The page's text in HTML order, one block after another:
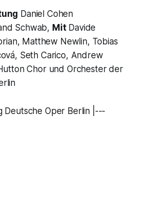
Daniel Cohen
Schwab, MitDavide
Matthew Newlin, Tobias
Seth Carico, Andrew
Chor und Orchester der
Deutsche Oper Berlin |---